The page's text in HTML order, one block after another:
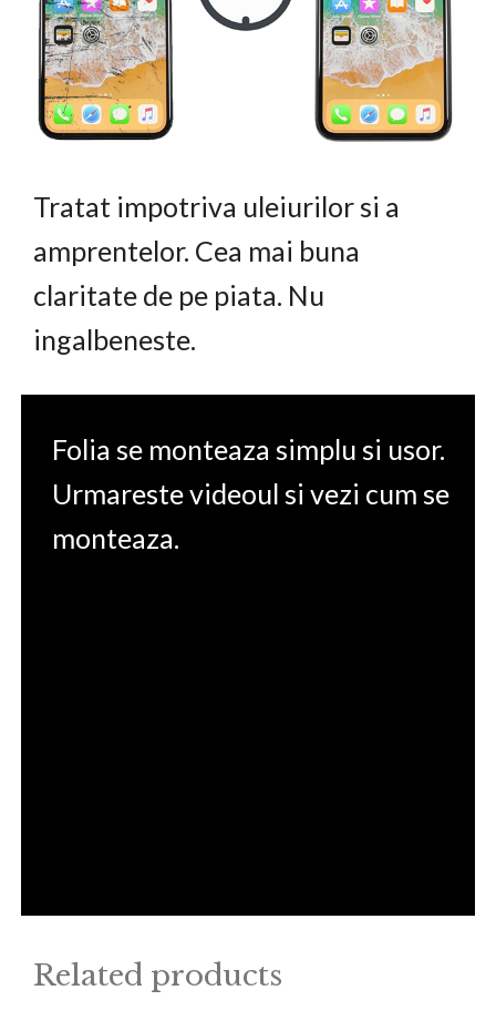
Tratat impotriva uleiurilor si a
amprentelor. Cea mai buna
claritate de pe piata. Nu
ingalbeneste.
Folia se monteaza simplu si usor.
Urmareste videoul si vezi cum se
monteaza.
Related products